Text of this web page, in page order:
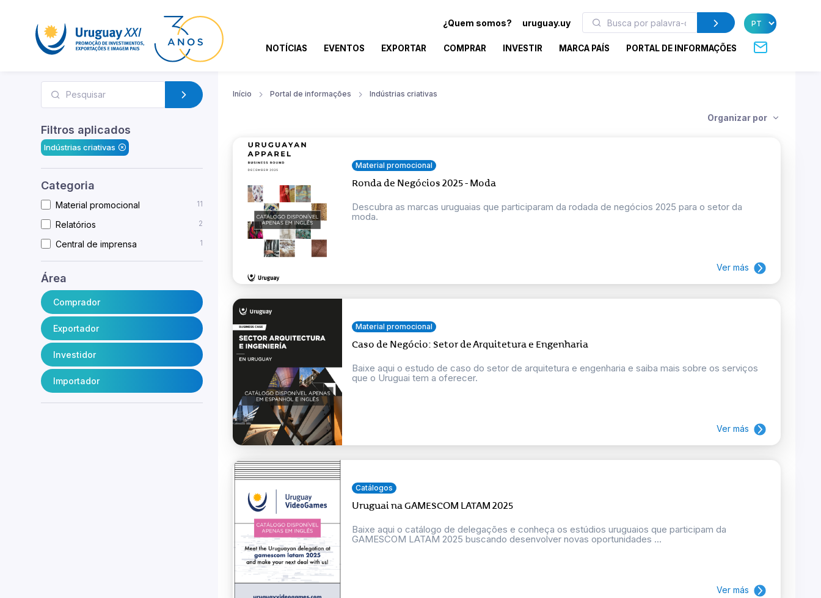
¿Quem somos? uruguay.uy
NOTÍCIAS EVENTOS EXPORTAR COMPRAR INVESTIR MARCA PAÍS PORTAL DE INFORMAÇÕES
Filtros aplicados
Indústrias criativas
Categoria
Material promocional 11
Relatórios 2
Central de imprensa 1
Área
Comprador
Exportador
Investidor
Importador
Início Portal de informações Indústrias criativas
Organizar por
Material promocional
Ronda de Negócios 2025 - Moda
Descubra as marcas uruguaias que participaram da rodada de negócios 2025 para o setor da
moda.
Ver más
Material promocional
Caso de Negócio: Setor de Arquitetura e Engenharia
Baixe aqui o estudo de caso do setor de arquitetura e engenharia e saiba mais sobre os serviços
que o Uruguai tem a oferecer.
Ver más
Catálogos
Uruguai na GAMESCOM LATAM 2025
Baixe aqui o catálogo de delegações e conheça os estúdios uruguaios que participam da
GAMESCOM LATAM 2025 buscando desenvolver novas oportunidades ...
Ver más